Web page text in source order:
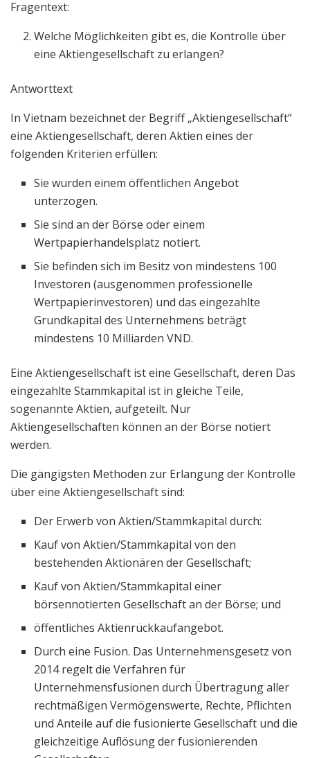
Fragentext:
Welche Möglichkeiten gibt es, die Kontrolle über
eine Aktiengesellschaft zu erlangen?
Antworttext
In Vietnam bezeichnet der Begriff „Aktiengesellschaft“
eine Aktiengesellschaft, deren Aktien eines der
folgenden Kriterien erfüllen:
Sie wurden einem öffentlichen Angebot
unterzogen.
Sie sind an der Börse oder einem
Wertpapierhandelsplatz notiert.
Sie befinden sich im Besitz von mindestens 100
Investoren (ausgenommen professionelle
Wertpapierinvestoren) und das eingezahlte
Grundkapital des Unternehmens beträgt
mindestens 10 Milliarden VND.
Eine Aktiengesellschaft ist eine Gesellschaft, deren Das
eingezahlte Stammkapital ist in gleiche Teile,
sogenannte Aktien, aufgeteilt. Nur
Aktiengesellschaften können an der Börse notiert
werden.
Die gängigsten Methoden zur Erlangung der Kontrolle
über eine Aktiengesellschaft sind:
Der Erwerb von Aktien/Stammkapital durch:
Kauf von Aktien/Stammkapital von den
bestehenden Aktionären der Gesellschaft;
Kauf von Aktien/Stammkapital einer
börsennotierten Gesellschaft an der Börse; und
öffentliches Aktienrückkaufangebot.
Durch eine Fusion. Das Unternehmensgesetz von
2014 regelt die Verfahren für
Unternehmensfusionen durch Übertragung aller
rechtmäßigen Vermögenswerte, Rechte, Pflichten
und Anteile auf die fusionierte Gesellschaft und die
gleichzeitige Auflösung der fusionierenden